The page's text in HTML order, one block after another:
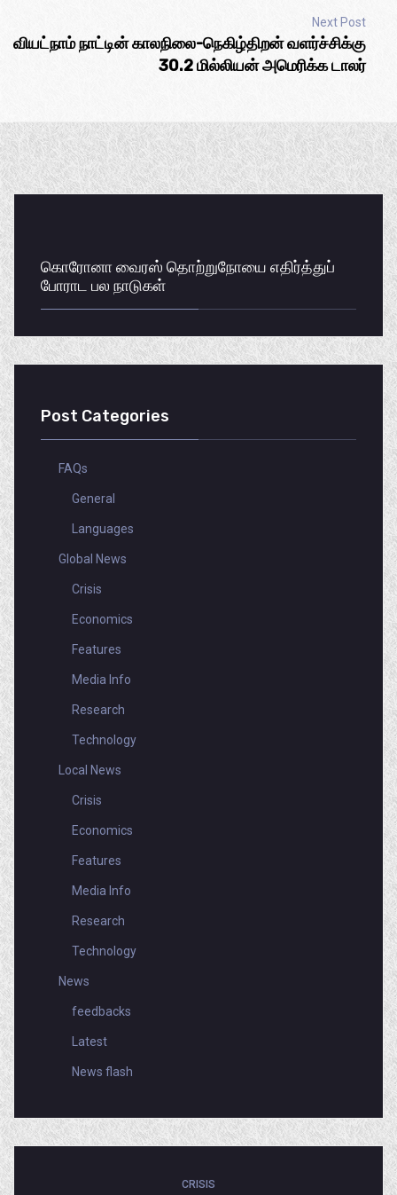
Next Post
வியட்நாம் நாட்டின் காலநிலை-நெகிழ்திறன் வளர்ச்சிக்கு
30.2 மில்லியன் அமெரிக்க டாலர்
கொரோனா வைரஸ் தொற்றுநோயை எதிர்த்துப்
போராட பல நாடுகள்
Post Categories
FAQs
General
Languages
Global News
Crisis
Economics
Features
Media Info
Research
Technology
Local News
Crisis
Economics
Features
Media Info
Research
Technology
News
feedbacks
Latest
News flash
CRISIS